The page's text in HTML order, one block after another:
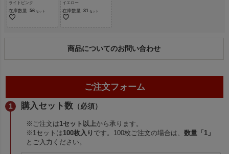
ライトピンク
在庫数量 56
イエロー
在庫数量 31
商品についてのお問い合わせ
ご注文フォーム
購入セット数 （必須）
※ご注文は1セット以上から承ります。
※1セットは100枚入り です。100枚ご注文の場合は、数量「1」
とご入力ください。